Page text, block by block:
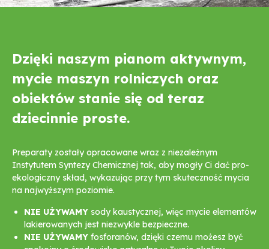
Dzięki naszym pianom aktywnym,
mycie maszyn rolniczych oraz
obiektów stanie się od teraz
dziecinnie proste.
Preparaty zostały opracowane wraz z niezależnym
Instytutem Syntezy Chemicznej tak, aby mogły Ci dać pro-
ekologiczny skład, wykazując przy tym skuteczność mycia
na najwyższym poziomie.
NIE UŻYWAMY sody kaustycznej, więc mycie elementów
lakierowanych jest niezwykle bezpieczne.
NIE UŻYWAMY fosforanów, dzięki czemu możesz być